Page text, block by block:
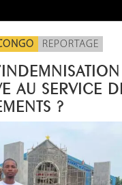
REPORTAGE
AU SERVICE
?